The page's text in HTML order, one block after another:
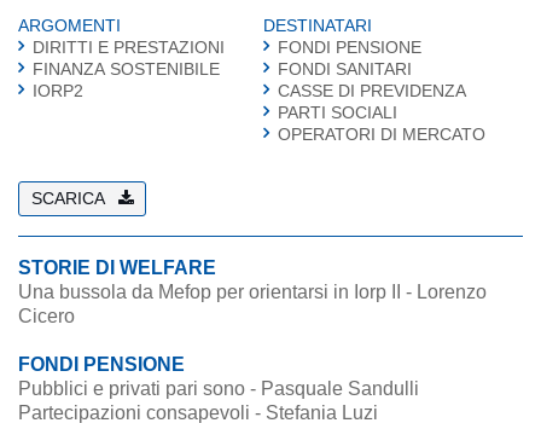
ARGOMENTI
DIRITTI E PRESTAZIONI
FINANZA SOSTENIBILE
IORP2
DESTINATARI
FONDI PENSIONE
FONDI SANITARI
CASSE DI PREVIDENZA
PARTI SOCIALI
OPERATORI DI MERCATO
SCARICA
STORIE DI WELFARE
Una bussola da Mefop per orientarsi in Iorp II - Lorenzo
Cicero
FONDI PENSIONE
Pubblici e privati pari sono - Pasquale Sandulli
Partecipazioni consapevoli - Stefania Luzi